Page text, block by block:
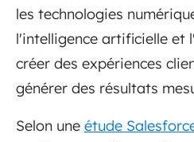
les technologies
l'intelligence artificielle et
créer des expériences
générer des résultats
Selon une étude